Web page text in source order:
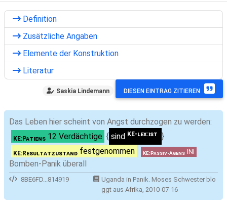
Definition
Zusätzliche Angaben
Elemente der Konstruktion
Literatur
Saskia Lindemann DIESEN EINTRAG ZITIEREN
Das Leben hier scheint von Angst durchzogen zu werden:
KE:Patiens 12 Verdächtige { sind KE-lex:ist }
KE:Resultatzustand festgenommen KE:Passiv-Agens INI
Bomben-Panik überall
8BE6FD...814919
Uganda in Panik. Moses Schwester blo
ggt aus Afrika, 2010-07-16